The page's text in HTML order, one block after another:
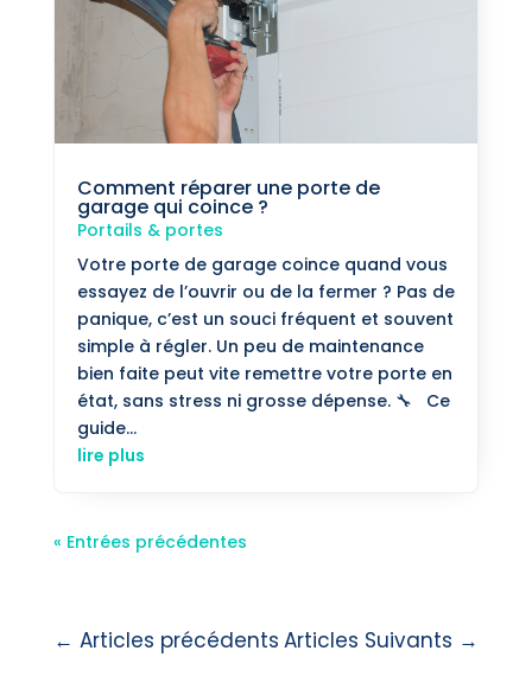
Comment réparer une porte de
garage qui coince ?
Portails & portes
Votre porte de garage coince quand vous
essayez de l’ouvrir ou de la fermer ? Pas de
panique, c’est un souci fréquent et souvent
simple à régler. Un peu de maintenance
bien faite peut vite remettre votre porte en
état, sans stress ni grosse dépense. 🔧 Ce
guide...
lire plus
« Entrées précédentes
← Articles précédents Articles Suivants →